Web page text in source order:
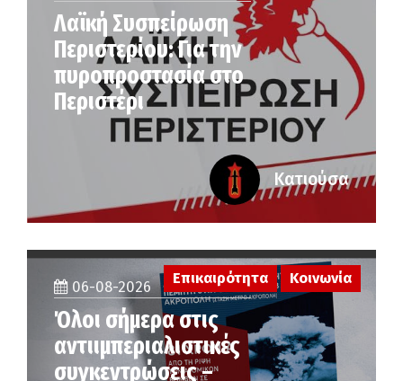
Λαϊκή Συσπείρωση
Περιστερίου: Για την
πυροπροστασία στο
Περιστέρι
Κατιούσα
06-08-2026
Όλοι σήμερα στις
αντιιμπεριαλιστικές
συγκεντρώσεις –
Επικαιρότητα Κοινωνία